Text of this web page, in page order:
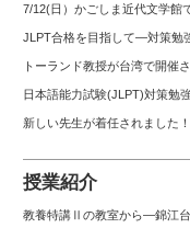
7/12(日）かごしま近代文学館
JLPT合格を目指して—対策勉
トーランド教授が台湾で開催
日本語能力試験(JLPT)対策勉
新しい先生が着任されました
授業紹介
教養特講Ⅱの教室から―錦江台